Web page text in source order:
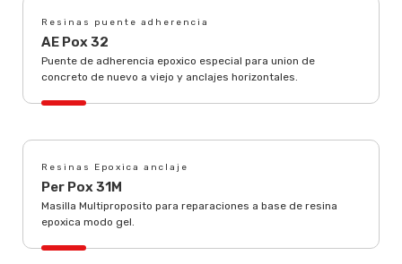
Resinas puente adherencia
AE Pox 32
Puente de adherencia epoxico especial para union de
concreto de nuevo a viejo y anclajes horizontales.
Resinas Epoxica anclaje
Per Pox 31M
Masilla Multiproposito para reparaciones a base de resina
epoxica modo gel.